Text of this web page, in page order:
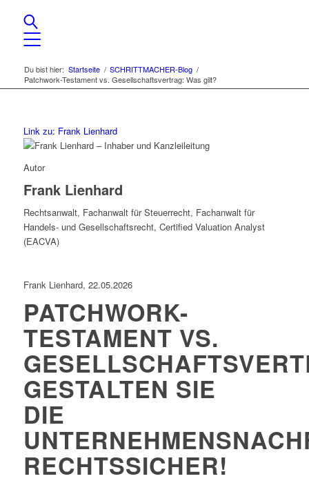
Du bist hier: Startseite / SCHRITTMACHER-Blog /
Patchwork-Testament vs. Gesellschaftsvertrag: Was gilt?
Link zu: Frank Lienhard
Autor
Frank Lienhard
Rechtsanwalt, Fachanwalt für Steuerrecht, Fachanwalt für
Handels- und Gesellschaftsrecht, Certified Valuation Analyst
(EACVA)
Frank Lienhard, 22.05.2026
PATCHWORK-
TESTAMENT VS.
GESTALTEN SIE
DIE
RECHTSSICHER!